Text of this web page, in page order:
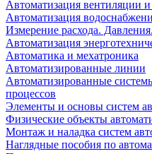
Автоматизация вентиляции
Автоматизация
Измерение расхода.
Автоматизация
Автоматика и мехатроника
Автоматизированные линии
Автоматизированные
процессов
Элементы и основы систем
Физические объекты
Монтаж и наладка систем
Наглядные пособия по